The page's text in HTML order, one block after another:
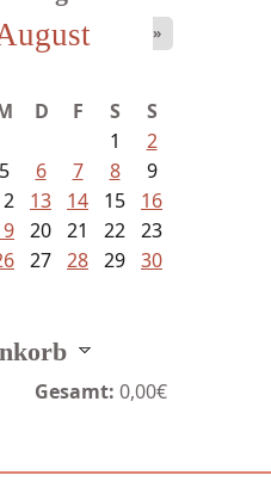
»
D F S
S
1
2
5 6 7 8
9
13 14 15
16
20 21 22 23
27 28 29 30
Gesamt: 0,00€